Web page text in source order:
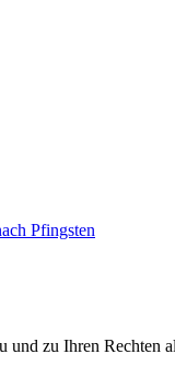
Pfingsten
zu Ihren